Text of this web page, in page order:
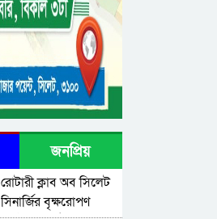
জনপ্রিয়
রোটারী ক্লাব অব সিলেট
সিনার্জির বৃক্ষরোপণ